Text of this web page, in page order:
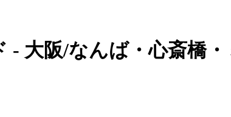
- 大阪/なんば・心斎橋